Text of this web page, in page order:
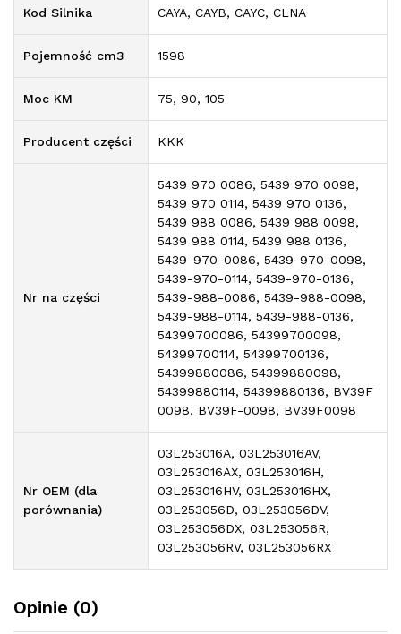
Kod Silnika CAYA, CAYB, CAYC, CLNA
Pojemność cm3 1598
Moc KM 75, 90, 105
Producent części KKK
Nr na części
5439 970 0086, 5439 970 0098,
5439 970 0114, 5439 970 0136,
5439 988 0086, 5439 988 0098,
5439 988 0114, 5439 988 0136,
5439-970-0086, 5439-970-0098,
5439-970-0114, 5439-970-0136,
5439-988-0086, 5439-988-0098,
5439-988-0114, 5439-988-0136,
54399700086, 54399700098,
54399700114, 54399700136,
54399880086, 54399880098,
54399880114, 54399880136, BV39F
0098, BV39F-0098, BV39F0098
Nr OEM (dla
porównania)
03L253016A, 03L253016AV,
03L253016AX, 03L253016H,
03L253016HV, 03L253016HX,
03L253056D, 03L253056DV,
03L253056DX, 03L253056R,
03L253056RV, 03L253056RX
Opinie (0)